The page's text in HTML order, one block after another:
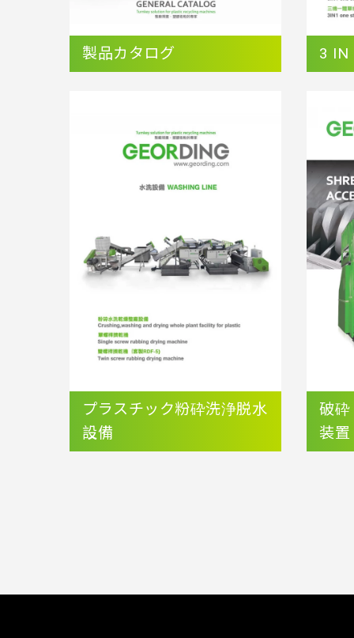
製品カタログ 3 IN
プラスチック粉砕洗浄脱水
設備
破砕
装置